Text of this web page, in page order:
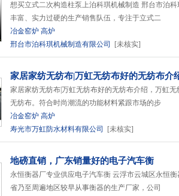
想买立式二次构造柱泵上泊科琪机械制造 邢台市泊
丰富、实力过硬的生产销售队伍，专注于立式二
冶金窑炉 高炉
邢台市泊科琪机械制造有限公司
[未核实]
家居家纺无纺布|万虹无纺布好的无纺布介
家居家纺无纺布|万虹无纺布好的无纺布介绍，万虹
无纺布。符合时尚潮流的功能材料紧跟市场的步
冶金窑炉 高炉
寿光市万虹防水材料有限公司
[未核实]
地磅直销，广东销量好的电子汽车衡
永恒衡器厂专业供应电子汽车衡 云浮市云城区永恒
省乃至周遍地区较早从事衡器的生产厂家，公司